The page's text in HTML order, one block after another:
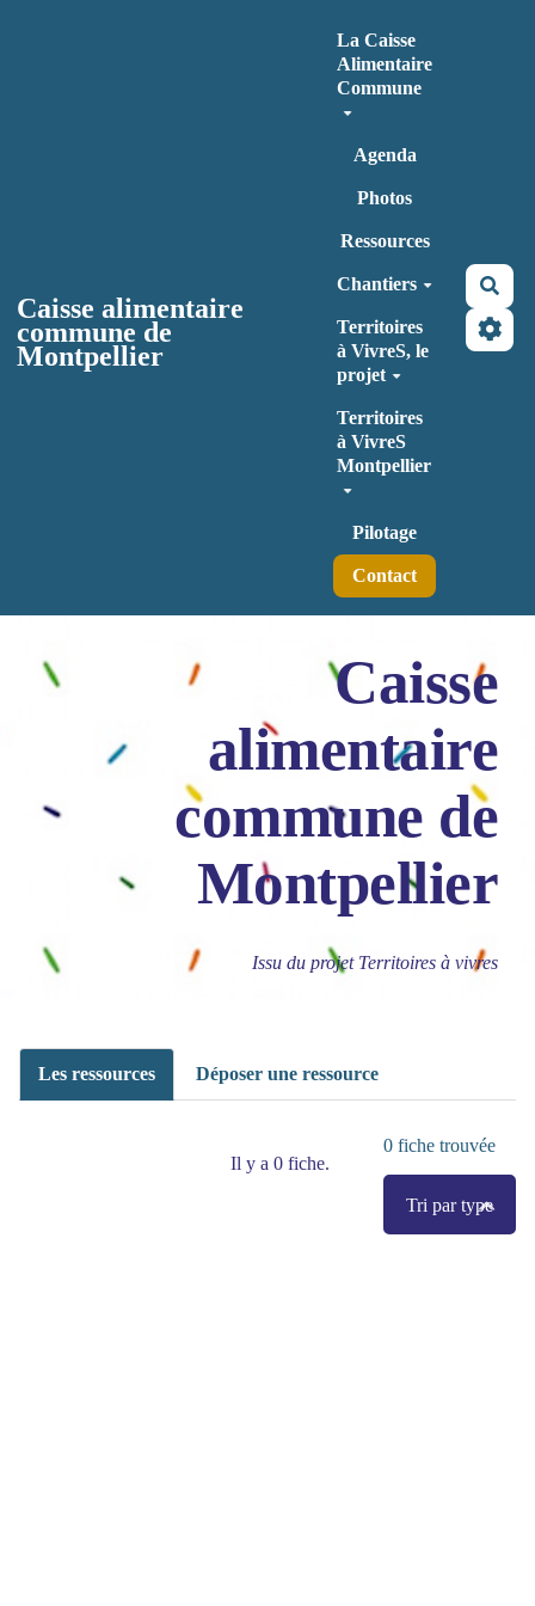
Caisse alimentaire
commune de
Montpellier
La Caisse
Alimentaire
Commune
Agenda
Photos
Ressources
Chantiers
Territoires
à VivreS, le
projet
Territoires
à VivreS
Montpellier
Pilotage
Contact
Caisse
alimentaire
commune de
Montpellier
Issu du projet Territoires à vivres
Les ressources Déposer une ressource
0 fiche trouvée
Tri par type
Il y a 0 fiche.